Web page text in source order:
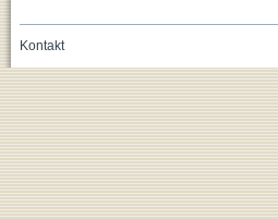
Kontakt